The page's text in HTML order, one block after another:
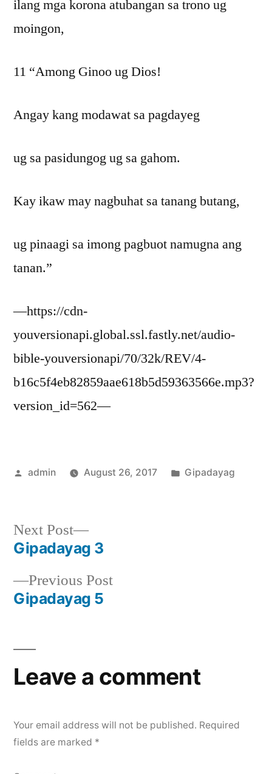
ilang mga korona atubangan sa trono ug
moingon,
11 “Among Ginoo ug Dios!
Angay kang modawat sa pagdayeg
ug sa pasidungog ug sa gahom.
Kay ikaw may nagbuhat sa tanang butang,
ug pinaagi sa imong pagbuot namugna ang
tanan.”
—https://cdn-
youversionapi.global.ssl.fastly.net/audio-
bible-youversionapi/70/32k/REV/4-
b16c5f4eb82859aae618b5d59363566e.mp3?
version_id=562—
Posted
admin August 26, 2017
Posted
Gipadayag
Post
navigation
Previous PostPrevious
Gipadayag 5
Next Post
Next
post:
Gipadayag 3
Leave a comment
Your email address will not be published. Required
fields are marked *